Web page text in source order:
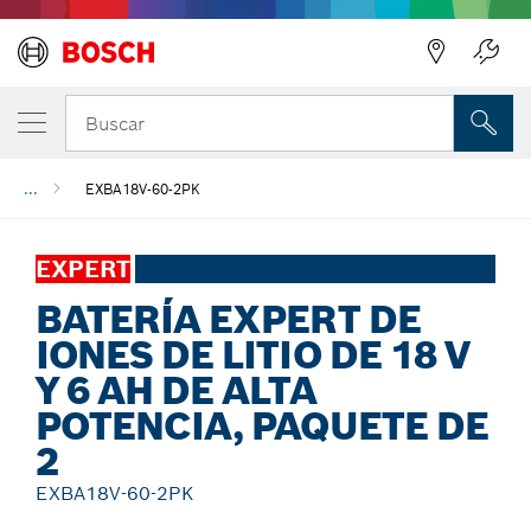
Buscar
... EXBA18V-60-2PK
EXPERT
BATERÍA EXPERT DE
IONES DE LITIO DE 18 V
Y 6 AH DE ALTA
POTENCIA, PAQUETE DE
2
EXBA18V-60-2PK